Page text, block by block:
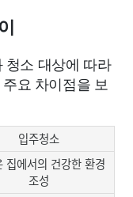
청소 대상에 따라
요 차이점을 보
입주청소
집에서의 건강한 환경
조성